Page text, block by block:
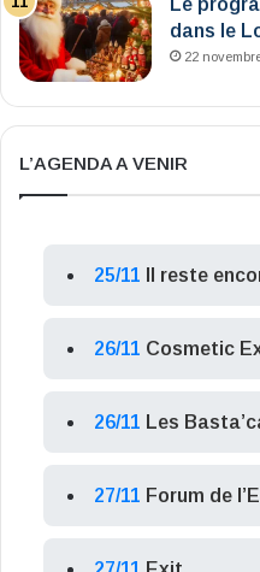
Le
dans le
22
L’AGENDA A VENIR
25/11 Il reste
26/11 Cosmetic
26/11 Les
27/11 Forum de